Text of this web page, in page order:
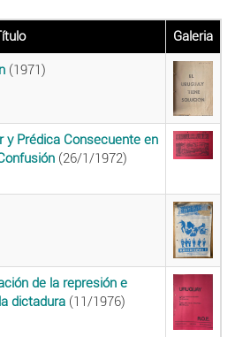
Galeria
(1971)
y Prédica Consecuente en
(26/1/1972)
de la represión e
dictadura (11/1976)